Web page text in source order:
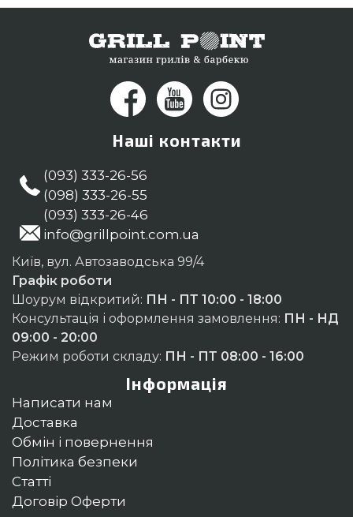
Наші контакти
(093) 333-26-56
(098) 333-26-55
(093) 333-26-46
info@grillpoint.com.ua
Київ, вул. Автозаводська 99/4
Графік роботи
Шоурум відкритий: ПН - ПТ 10:00 - 18:00
Консультація і оформлення замовлення: ПН - НД
09:00 - 20:00
Режим роботи складу: ПН - ПТ 08:00 - 16:00
Інформація
Написати нам
Доставка
Обмін і повернення
Політика безпеки
Статті
Договір Оферти